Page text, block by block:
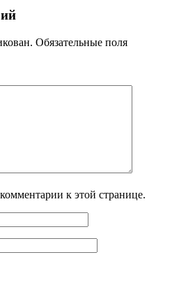
Обязательные поля
к этой странице.